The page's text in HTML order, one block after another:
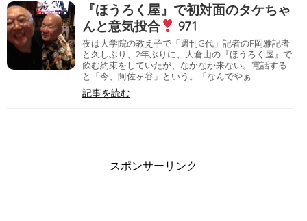
『ほうろく屋』で初対面のタケちゃ
んと意気投合
971
夜は大学院の教え子で「週刊G代」記者のF岡雅記者
と久しぶり、2年ぶりに、大倉山の『ほうろく屋』で
飲む約束をしていたが、なかなか来ない。電話する
と「今、阿佐ヶ谷」という。「なんでやぁ……
記事を読む
スポンサーリンク